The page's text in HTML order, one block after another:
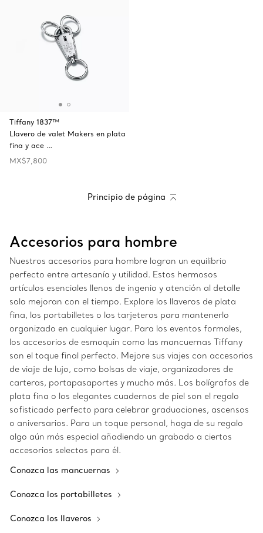
Tiffany 1837™
Llavero de valet Makers en plata
fina y ace …
MX$7,800
Principio de página
Accesorios para hombre
Nuestros accesorios para hombre logran un equilibrio
perfecto entre artesanía y utilidad. Estos hermosos
artículos esenciales llenos de ingenio y atención al detalle
solo mejoran con el tiempo. Explore los llaveros de plata
fina, los portabilletes o los tarjeteros para mantenerlo
organizado en cualquier lugar. Para los eventos formales,
los accesorios de esmoquin como las mancuernas Tiffany
son el toque final perfecto. Mejore sus viajes con accesorios
de viaje de lujo, como bolsas de viaje, organizadores de
carteras, portapasaportes y mucho más. Los bolígrafos de
plata fina o los elegantes cuadernos de piel son el regalo
sofisticado perfecto para celebrar graduaciones, ascensos
o aniversarios. Para un toque personal, haga de su regalo
algo aún más especial añadiendo un grabado a ciertos
accesorios selectos para él.
Conozca las mancuernas
Conozca los portabilletes
Conozca los llaveros